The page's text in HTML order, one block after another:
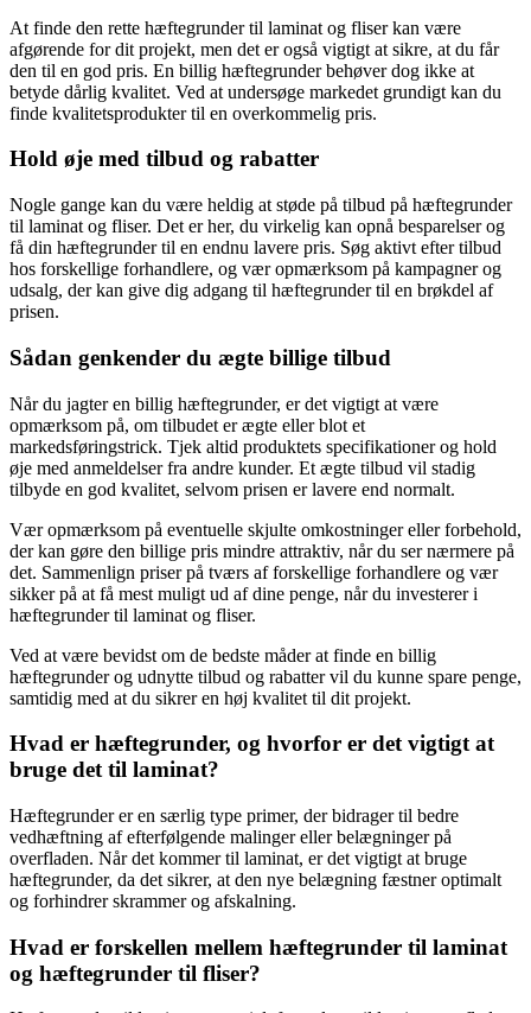
At finde den rette hæftegrunder til laminat og fliser kan være
afgørende for dit projekt, men det er også vigtigt at sikre, at du får
den til en god pris. En billig hæftegrunder behøver dog ikke at
betyde dårlig kvalitet. Ved at undersøge markedet grundigt kan du
finde kvalitetsprodukter til en overkommelig pris.
Hold øje med tilbud og rabatter
Nogle gange kan du være heldig at støde på tilbud på hæftegrunder
til laminat og fliser. Det er her, du virkelig kan opnå besparelser og
få din hæftegrunder til en endnu lavere pris. Søg aktivt efter tilbud
hos forskellige forhandlere, og vær opmærksom på kampagner og
udsalg, der kan give dig adgang til hæftegrunder til en brøkdel af
prisen.
Sådan genkender du ægte billige tilbud
Når du jagter en billig hæftegrunder, er det vigtigt at være
opmærksom på, om tilbudet er ægte eller blot et
markedsføringstrick. Tjek altid produktets specifikationer og hold
øje med anmeldelser fra andre kunder. Et ægte tilbud vil stadig
tilbyde en god kvalitet, selvom prisen er lavere end normalt.
Vær opmærksom på eventuelle skjulte omkostninger eller forbehold,
der kan gøre den billige pris mindre attraktiv, når du ser nærmere på
det. Sammenlign priser på tværs af forskellige forhandlere og vær
sikker på at få mest muligt ud af dine penge, når du investerer i
hæftegrunder til laminat og fliser.
Ved at være bevidst om de bedste måder at finde en billig
hæftegrunder og udnytte tilbud og rabatter vil du kunne spare penge,
samtidig med at du sikrer en høj kvalitet til dit projekt.
Hvad er hæftegrunder, og hvorfor er det vigtigt at
bruge det til laminat?
Hæftegrunder er en særlig type primer, der bidrager til bedre
vedhæftning af efterfølgende malinger eller belægninger på
overfladen. Når det kommer til laminat, er det vigtigt at bruge
hæftegrunder, da det sikrer, at den nye belægning fæstner optimalt
og forhindrer skrammer og afskalning.
Hvad er forskellen mellem hæftegrunder til laminat
og hæftegrunder til fliser?